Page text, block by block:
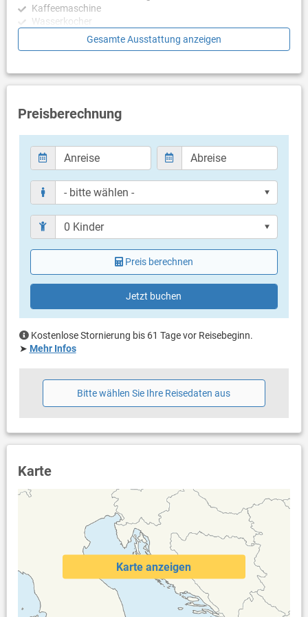
Kaffeemaschine
Wasserkocher
Schlafzimmer
Schlafzimmer mit 2 Einzelbetten, Fliesen
Schlafzimmer mit 2 Einzelbetten, Fliesen
Schlafzimmer mit 2 Einzelbetten, Fliesen
Schlafzimmer mit Doppelbett, Fliesen
Schlafzimmer mit Doppelbett, Fliesen
Schlafzimmer mit Doppelbett, Zugang zu Balkon/Terrasse,
Fliesen
Badezimmer
Bad mit WC, Dusche (en suite)
Bad mit WC, Dusche (en suite)
Bad mit WC, Dusche (en suite)
Bad mit WC, Dusche (en suite)
Balkon & Terrasse
eigener Balkon
Bestuhlung
überdacht
Bestuhlung
Liegen
Weitere Informationen
Garten zur Benutzung
Grill vorhanden
Privater Parkplatz auf dem Grundstück, Carport
Haustier erlaubt (gegen Gebühr: 8.00 € pro Tag / pro
Klimaanlage im Preis inklusive
Bettwäsche vorhanden
Handtücher vorhanden
Fön
Waschmaschine in der Unterkunft
Internet per WLAN
Gesamte Ausstattung anzeigen
Preisberechnung
Preis berechnen
Jetzt buchen
Kostenlose Stornierung bis 61 Tage vor Reisebeginn.
➤ Mehr Infos
Bitte wählen Sie Ihre Reisedaten aus
Karte
Karte anzeigen